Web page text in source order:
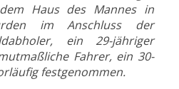
Haus des Mannes in
im Anschluss der
ein 29-jähriger
Fahrer, ein 30-
festgenommen.